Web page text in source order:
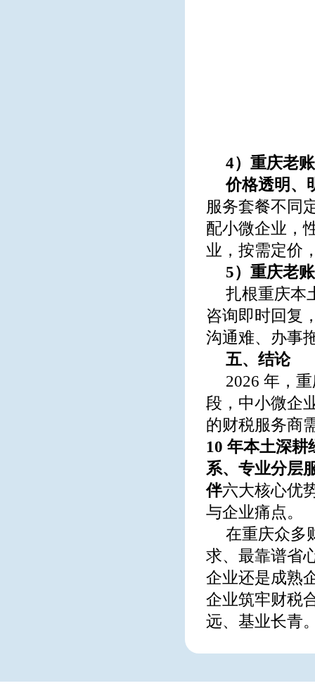
4）重庆老
价格透明、
服务套餐不同
配小微企业，
业，按需定价
5）重庆老
扎根重庆本
咨询即时回复
沟通难、办事
五、结论
2026 年，
段，中小微企
的财税服务商
10 年本土深
系、专业分层
伴六大核心优
与企业痛点。
在重庆众多
求、最靠谱省
企业还是成熟
企业筑牢财税
远、基业长青